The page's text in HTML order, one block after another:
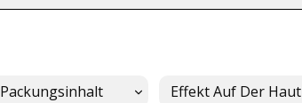
Packungsinhalt Effekt Auf Der Haut